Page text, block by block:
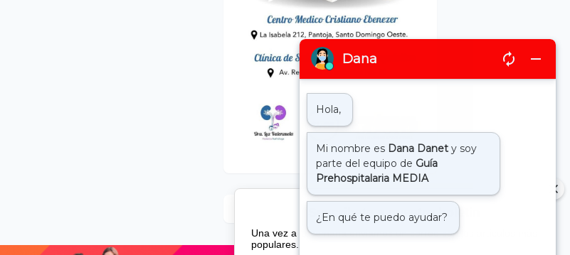
Suscribete a nuestro boletin
Una vez a la semana enviamos un correo con los artículos más
populares.